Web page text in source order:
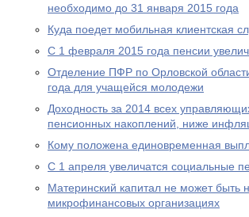
необходимо до 31 января 2015 года
Куда поедет мобильная клиентская
С 1 февраля 2015 года пенсии
Отделение ПФР по Орловской
года для учащейся молодежи
Доходность за 2014 всех
пенсионных накоплений, ниже
Кому положена единовременная
С 1 апреля увеличатся социальные
Материнский капитал не может быть
микрофинансовых организациях